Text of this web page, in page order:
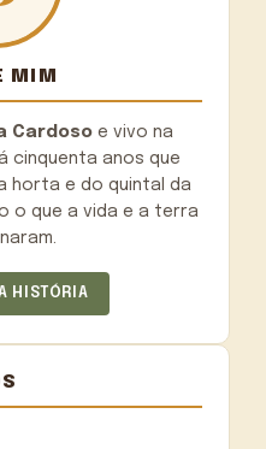
MIM
Cardosoe vivo na
cinquenta anos que
horta e do quintal da
o que a vida e a terra
HISTÓRIA